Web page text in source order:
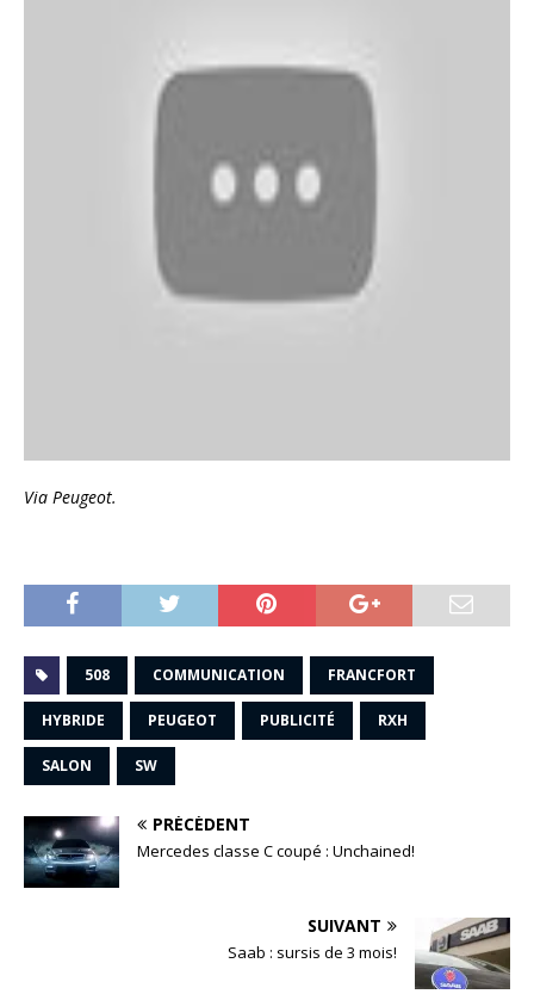
Via Peugeot.
508 COMMUNICATION FRANCFORT
HYBRIDE PEUGEOT PUBLICITÉ RXH
SALON SW
PRÉCÉDENT
Mercedes classe C coupé : Unchained!
SUIVANT
Saab : sursis de 3 mois!